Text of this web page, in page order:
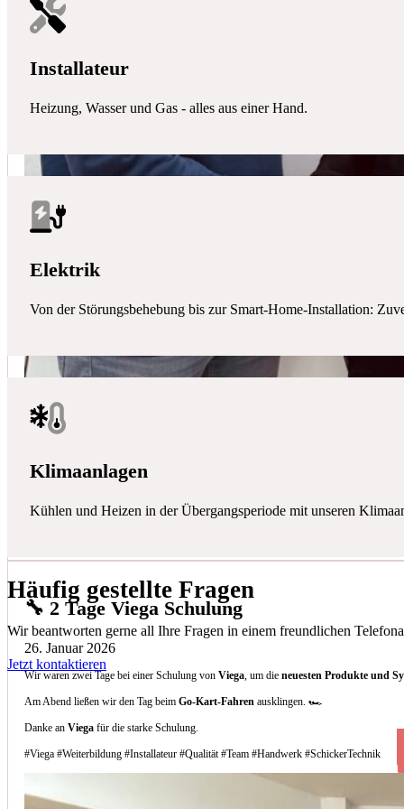
🔧 2 Tage Viega Schulung
26. Januar 2026
Wir waren zwei Tage bei einer Schulung vonViega, um dieneuesten Produkte und
Am Abend ließen wir den Tag beimGo-Kart-Fahren ausklingen. 🏎️
Danke anViega für die starke Schulung.
#Viega #Weiterbildung #Installateur #Qualität #Team #Handwerk #SchickerTechnik
Installateur
Heizung, Wasser und Gas - alles aus einer Hand.
Elektrik
Von der Störungsbehebung bis zur Smart-Home-Installation:
Klimaanlagen
Kühlen und Heizen in der Übergangsperiode mit unseren
Häufig gestellte Fragen
Wir beantworten gerne all Ihre Fragen in einem freundlichen
Jetzt kontaktieren
Welche Arten von Klimaanlagen installieren